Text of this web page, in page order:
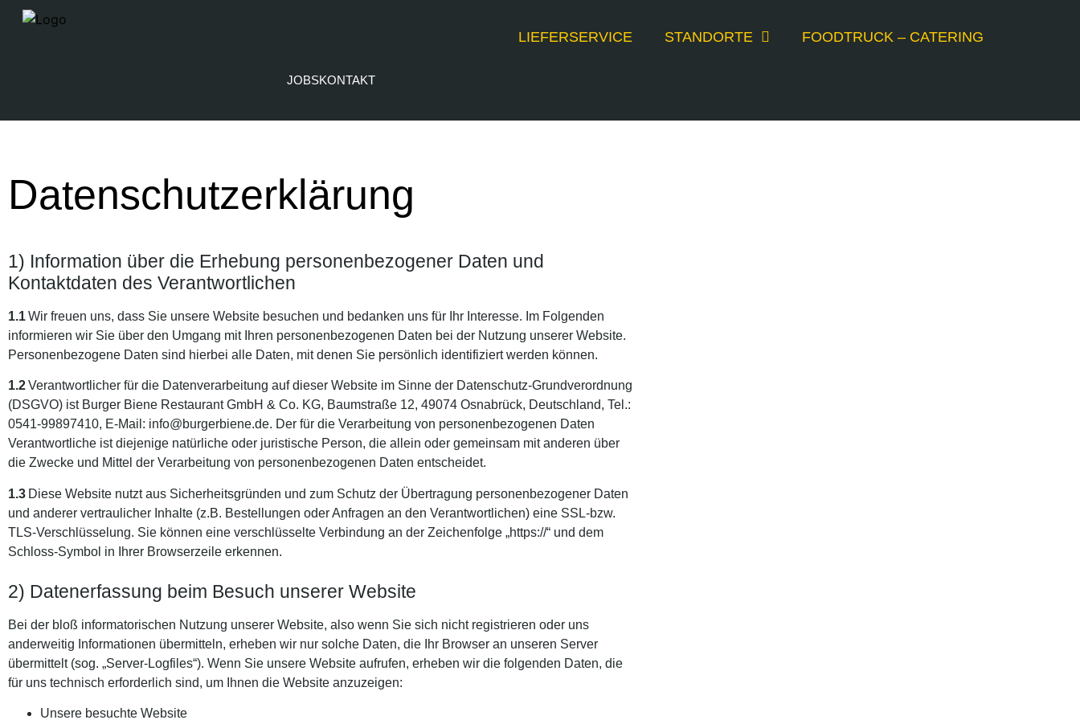
LIEFERSERVICE STANDORTE FOODTRUCK – CATERING
JOBSKONTAKT
Datenschutzerklärung
1) Information über die Erhebung personenbezogener Daten und
Kontaktdaten des Verantwortlichen
1.1Wir freuen uns, dass Sie unsere Website besuchen und bedanken uns für Ihr Interesse. Im Folgenden
informieren wir Sie über den Umgang mit Ihren personenbezogenen Daten bei der Nutzung unserer Website.
Personenbezogene Daten sind hierbei alle Daten, mit denen Sie persönlich identifiziert werden können.
1.2Verantwortlicher für die Datenverarbeitung auf dieser Website im Sinne der Datenschutz-Grundverordnung
(DSGVO) ist Burger Biene Restaurant GmbH & Co. KG, Baumstraße 12, 49074 Osnabrück, Deutschland, Tel.:
0541-99897410, E-Mail: info@burgerbiene.de. Der für die Verarbeitung von personenbezogenen Daten
Verantwortliche ist diejenige natürliche oder juristische Person, die allein oder gemeinsam mit anderen über
die Zwecke und Mittel der Verarbeitung von personenbezogenen Daten entscheidet.
1.3 Diese Website nutzt aus Sicherheitsgründen und zum Schutz der Übertragung personenbezogener Daten
und anderer vertraulicher Inhalte (z.B. Bestellungen oder Anfragen an den Verantwortlichen) eine SSL-bzw.
TLS-Verschlüsselung. Sie können eine verschlüsselte Verbindung an der Zeichenfolge „https://“ und dem
Schloss-Symbol in Ihrer Browserzeile erkennen.
2) Datenerfassung beim Besuch unserer Website
Bei der bloß informatorischen Nutzung unserer Website, also wenn Sie sich nicht registrieren oder uns
anderweitig Informationen übermitteln, erheben wir nur solche Daten, die Ihr Browser an unseren Server
übermittelt (sog. „Server-Logfiles“). Wenn Sie unsere Website aufrufen, erheben wir die folgenden Daten, die
für uns technisch erforderlich sind, um Ihnen die Website anzuzeigen:
Unsere besuchte Website